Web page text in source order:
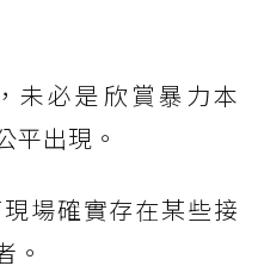
未必是欣賞暴力本
平出現。
場確實存在某些接
。